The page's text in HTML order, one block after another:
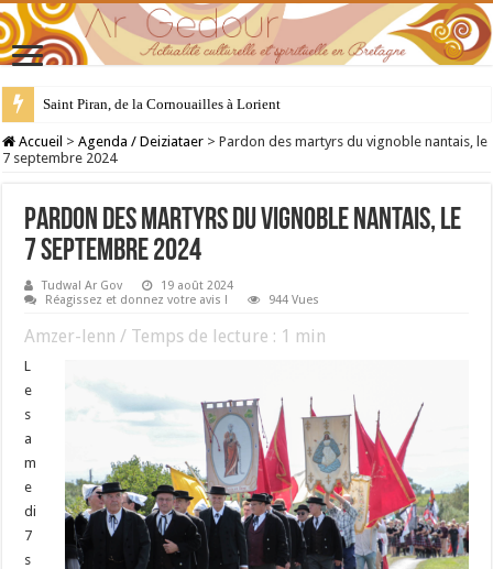
28 juillet : Saint Samson de Dol, père de la Bretagne chrétienne
Accueil > Agenda / Deiziataer > Pardon des martyrs du vignoble nantais, le
7 septembre 2024
Pardon des martyrs du vignoble nantais, le
7 septembre 2024
Tudwal Ar Gov
19 août 2024
Réagissez et donnez votre avis !
944 Vues
Amzer-lenn / Temps de lecture : 1 min
L
e
s
a
m
e
di
7
s